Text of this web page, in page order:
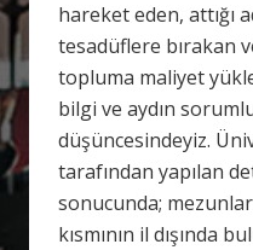
hareket eden, attığı
tesadüflere bırakan
topluma maliyet
bilgi ve aydın
düşüncesindeyiz.
tarafından yapılan
sonucunda;
kısmının il dışında